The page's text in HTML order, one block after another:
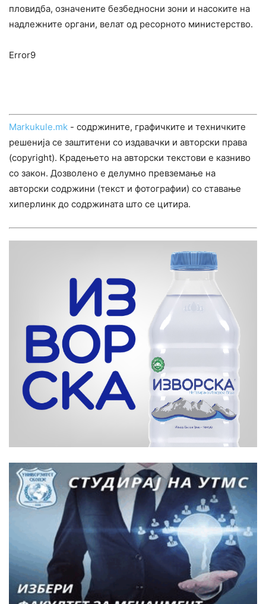
пловидба, означените безбедносни зони и насоките на
надлежните органи, велат од ресорното министерство.
Error9
Markukule.mk - содржините, графичките и техничките
решенија се заштитени со издавачки и авторски права
(copyright). Крадењето на авторски текстови е казниво
со закон. Дозволено е делумно превземање на
авторски содржини (текст и фотографии) со ставање
хиперлинк до содржината што се цитира.